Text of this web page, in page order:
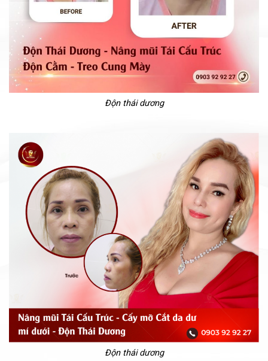
Độn thái dương
Độn thái dương